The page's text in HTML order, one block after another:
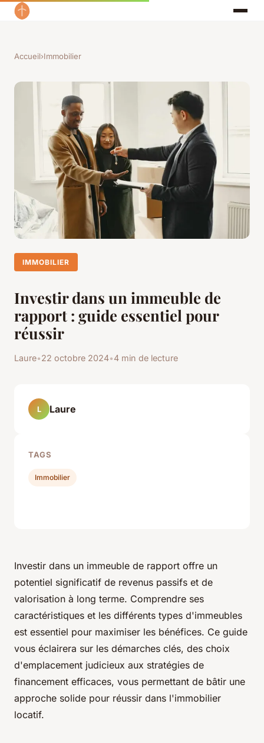
Accueil›Immobilier
IMMOBILIER
Investir dans un immeuble de
rapport : guide essentiel pour
réussir
Laure•22 octobre 2024•4 min de lecture
Investir dans un immeuble de rapport offre un
potentiel significatif de revenus passifs et de
valorisation à long terme. Comprendre ses
caractéristiques et les différents types d'immeubles
est essentiel pour maximiser les bénéfices. Ce guide
vous éclairera sur les démarches clés, des choix
d'emplacement judicieux aux stratégies de
financement efficaces, vous permettant de bâtir une
approche solide pour réussir dans l'immobilier
locatif.
L Laure
TAGS
Immobilier